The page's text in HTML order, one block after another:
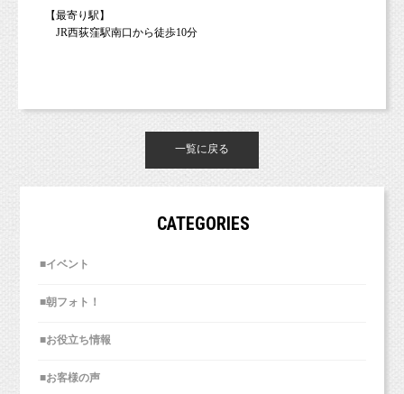
【最寄り駅】
JR西荻窪駅南口から徒歩10分
一覧に戻る
CATEGORIES
■イベント
■朝フォト！
■お役立ち情報
■お客様の声